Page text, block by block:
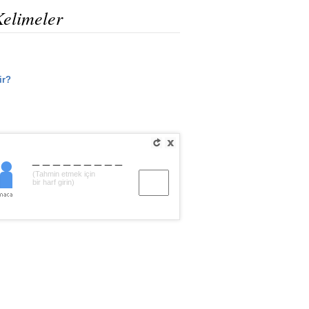
(Tahmin etmek için
bir harf girin)